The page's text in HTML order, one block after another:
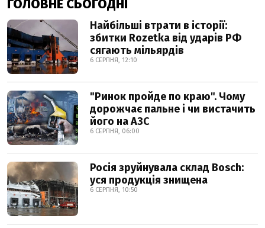
ГОЛОВНЕ СЬОГОДНІ
Найбільші втрати в історії:
збитки Rozetka від ударів РФ
сягають мільярдів
6 СЕРПНЯ, 12:10
"Ринок пройде по краю". Чому
дорожчає пальне і чи вистачить
його на АЗС
6 СЕРПНЯ, 06:00
Росія зруйнувала склад Bosch:
уся продукція знищена
6 СЕРПНЯ, 10:50